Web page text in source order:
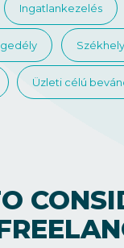
Ingatlankezelés
Üzleti célú